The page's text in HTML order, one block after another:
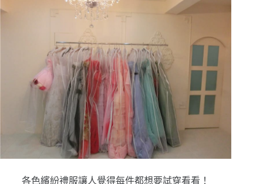
各色繽紛禮服讓人覺得每件都想要試穿看看！